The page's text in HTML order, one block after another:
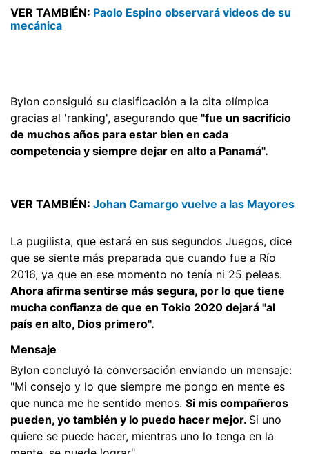
VER TAMBIÉN: Paolo Espino observará videos de su
mecánica
Bylon consiguió su clasificación a la cita olímpica
gracias al 'ranking', asegurando que "fue un sacrificio
de muchos años para estar bien en cada
competencia y siempre dejar en alto a Panamá".
VER TAMBIÉN: Johan Camargo vuelve a las Mayores
La pugilista, que estará en sus segundos Juegos, dice
que se siente más preparada que cuando fue a Río
2016, ya que en ese momento no tenía ni 25 peleas.
Ahora afirma sentirse más segura, por lo que tiene
mucha confianza de que en Tokio 2020 dejará "al
país en alto, Dios primero".
Mensaje
Bylon concluyó la conversación enviando un mensaje:
"Mi consejo y lo que siempre me pongo en mente es
que nunca me he sentido menos. Si mis compañeros
pueden, yo también y lo puedo hacer mejor. Si uno
quiere se puede hacer, mientras uno lo tenga en la